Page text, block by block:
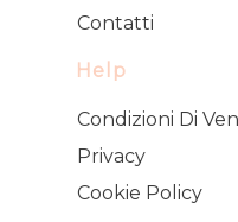
Contatti
Help
Condizioni Di
Privacy
Cookie Policy